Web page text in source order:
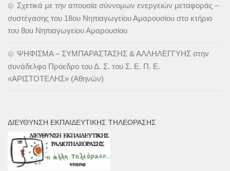
Σχετικά με την απουσία σύννομων ενεργειών μεταφοράς –
συστέγασης του 18ου Νηπιαγωγείου Αμαρουσίου στο κτήριο
του 8ου Νηπιαγωγείου Αμαρουσίου
ΨΗΦΙΣΜΑ – ΣΥΜΠΑΡΑΣΤΑΣΗΣ & ΑΛΛΗΛΕΓΓΥΗΣ στην
συνάδελφο Πρόεδρο του Δ. Σ. του Σ. Ε. Π. Ε.
«ΑΡΙΣΤΟΤΕΛΗΣ» (Αθηνών)
ΔΙΕΎΘΥΝΣΗ ΕΚΠΑΙΔΕΥΤΙΚΉΣ ΤΗΛΕΌΡΑΣΗΣ